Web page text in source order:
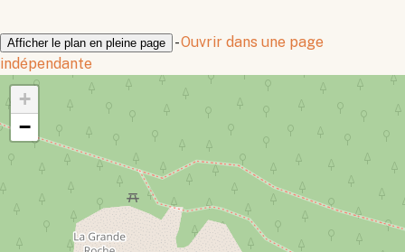
Afficher le plan en pleine page -Ouvrir dans une page
indépendante